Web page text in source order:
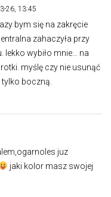
26, 13:45
bym się na zakręcie
zahaczyła przy
lekko wybiło mnie… na
myślę czy nie usunąć
boczną.
juz
jaki kolor masz swojej